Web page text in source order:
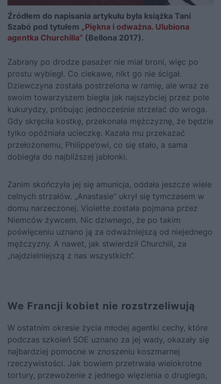
Źródłem do napisania artykułu była książka Tani
Szabó pod tytułem „Piękna i odważna. Ulubiona
agentka Churchilla” (Bellona 2017).
Zabrany po drodze pasażer nie miał broni, więc po
prostu wybiegł. Co ciekawe, nikt go nie ścigał.
Dziewczyna została postrzelona w ramię, ale wraz ze
swoim towarzyszem biegła jak najszybciej przez pole
kukurydzy, próbując jednocześnie strzelać do wroga.
Gdy skręciła kostkę, przekonała mężczyznę, że będzie
tylko opóźniała ucieczkę. Kazała mu przekazać
przełożonemu, Philippe’owi, co się stało, a sama
dobiegła do najbliższej jabłonki.
Zanim skończyła jej się amunicja, oddała jeszcze wiele
celnych strzałów. „Anastasie” ukrył się tymczasem w
domu narzeczonej. Violette została pojmana przez
Niemców żywcem. Nic dziwnego, że po takim
poświęceniu uznano ją za odważniejszą od niejednego
mężczyzny. A nawet, jak stwierdził Churchill, za
„najdzielniejszą z nas wszystkich”.
We Francji kobiet nie rozstrzeliwują
W ostatnim okresie życia młodej agentki cechy, które
podczas szkoleń SOE uznano za jej wady, okazały się
najbardziej pomocne w znoszeniu koszmarnej
rzeczywistości. Jak bowiem przetrwała wielokrotne
tortury, przewożenie z jednego więzienia o drugiego,